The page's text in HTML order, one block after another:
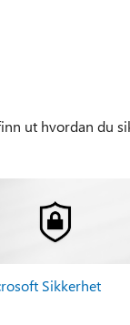
ut hvordan du
Sikkerhet